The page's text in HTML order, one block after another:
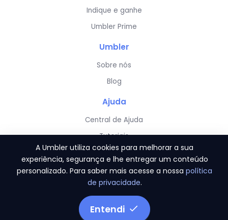
Indique e ganhe
Umbler Prime
Umbler
Sobre nós
Blog
Ajuda
Central de Ajuda
Tutoriais
Server Status
A Umbler utiliza cookies para melhorar a sua
experiência, segurança e lhe entregar um conteúdo
personalizado. Para saber mais acesse a nossa política
de privacidade.
Entendi